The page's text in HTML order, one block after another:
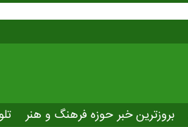
بروزترین خبر حوزه فرهنگ و هنر